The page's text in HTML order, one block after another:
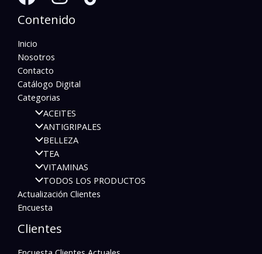
Contenido
Inicio
Nosotros
Contacto
Catálogo Digital
Categorias
ACEITES
ANTIGRIPALES
BELLEZA
TEA
VITAMINAS
TODOS LOS PRODUCTOS
Actualización Clientes
Encuesta
Clientes